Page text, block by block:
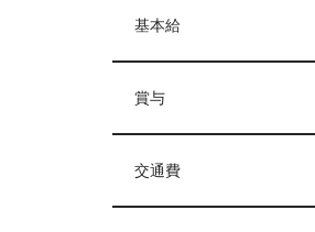
基本給
賞与
交通費